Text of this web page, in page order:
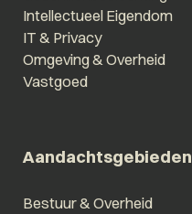
Intellectueel Eigendom
IT & Privacy
Omgeving & Overheid
Vastgoed
Aandachtsgebieden
Bestuur & Overheid